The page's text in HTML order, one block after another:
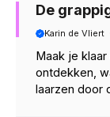
De
Karin de Vliert
Maak je
ontdekken,
laarzen door